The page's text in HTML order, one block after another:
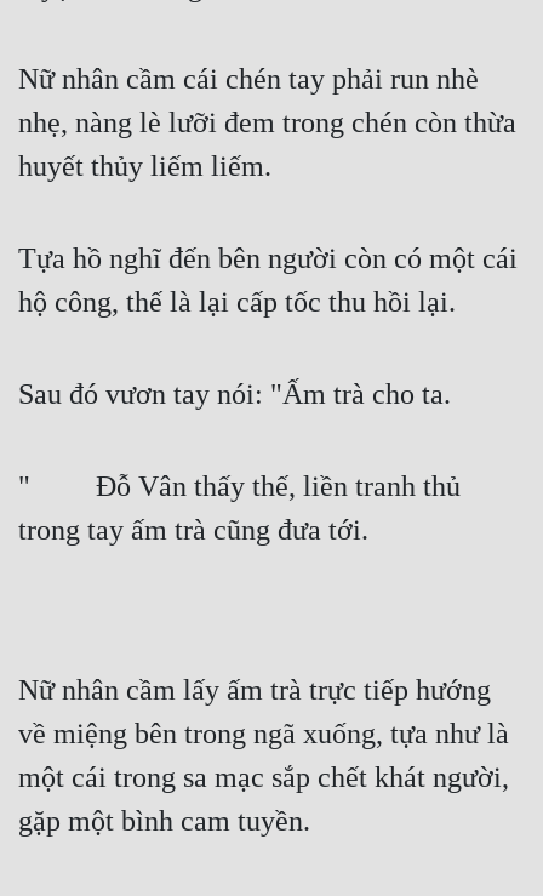
Mỹ Thực
Nữ Cường
Phong Thủy - Tâm Linh
Phương Tây
Quan Trường
Sắc
Tiên Hiệp
Tiểu Thuyết
Trinh Thám
Triều Đấu
Nữ nhân cầm cái chén tay phải run nhè
nhẹ, nàng lè lưỡi đem trong chén còn thừa
huyết thủy liếm liếm.
Tựa hồ nghĩ đến bên người còn có một cái
hộ công, thế là lại cấp tốc thu hồi lại.
Sau đó vươn tay nói: "Ấm trà cho ta.
"   Đỗ Vân thấy thế, liền tranh thủ
trong tay ấm trà cũng đưa tới.
Nữ nhân cầm lấy ấm trà trực tiếp hướng
về miệng bên trong ngã xuống, tựa như là
một cái trong sa mạc sắp chết khát người,
gặp một bình cam tuyền.